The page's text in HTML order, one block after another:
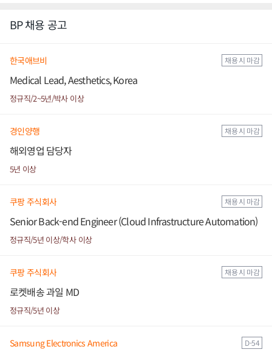
BP 채용 공고
한국애브비 채용 시 마감
Medical Lead, Aesthetics, Korea
정규직/2~5년/박사 이상
경인양행 채용 시 마감
해외영업 담당자
5년 이상
쿠팡 주식회사 채용 시 마감
Senior Back-end Engineer (Cloud Infrastructure Automation)
정규직/5년 이상/학사 이상
쿠팡 주식회사 채용 시 마감
로켓배송 과일 MD
정규직/5년 이상
Samsung Electronics America D-54